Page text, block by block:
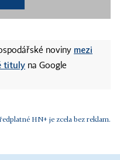
noviny mezi
tituly na Google
HN+ je zcela bez reklam.